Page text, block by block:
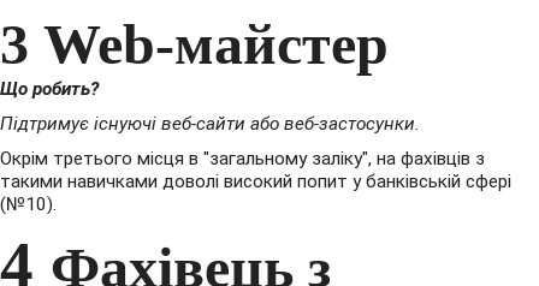
3 Web-майстер
Що робить?
Підтримує існуючі веб-сайти або веб-застосунки.
Окрім третього місця в "загальному заліку", на фахівців з
такими навичками доволі високий попит у банківській сфері
(№10).
4 Фахівець з